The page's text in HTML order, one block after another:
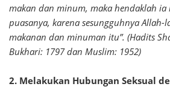
makan dan minum, maka hendaklah ia
puasanya, karena sesungguhnya Allah-
makanan dan minuman itu”. (Hadits
Bukhari: 1797 dan Muslim: 1952)
2. Melakukan Hubungan Seksual